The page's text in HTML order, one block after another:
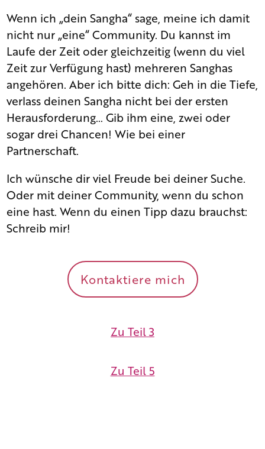
Wenn ich „dein Sangha“ sage, meine ich damit
nicht nur „eine“ Community. Du kannst im
Laufe der Zeit oder gleichzeitig (wenn du viel
Zeit zur Verfügung hast) mehreren Sanghas
angehören. Aber ich bitte dich: Geh in die Tiefe,
verlass deinen Sangha nicht bei der ersten
Herausforderung… Gib ihm eine, zwei oder
sogar drei Chancen! Wie bei einer
Partnerschaft.
Ich wünsche dir viel Freude bei deiner Suche.
Oder mit deiner Community, wenn du schon
eine hast. Wenn du einen Tipp dazu brauchst:
Schreib mir!
Kontaktiere mich
Zu Teil 3
Zu Teil 5